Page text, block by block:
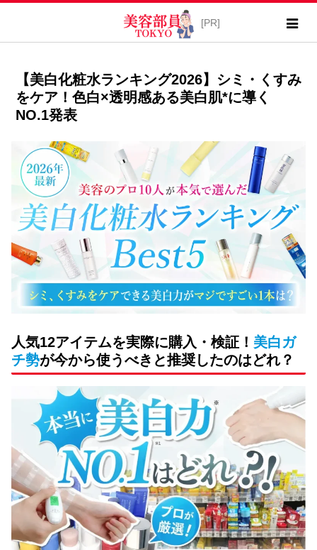
【美白化粧水ランキング2026】シミ・くすみ
をケア！色白×透明感ある美白肌*に導く
NO.1発表
人気12アイテムを実際に購入・検証！ 美白ガ
チ勢が今から使うべきと推奨したのはどれ？